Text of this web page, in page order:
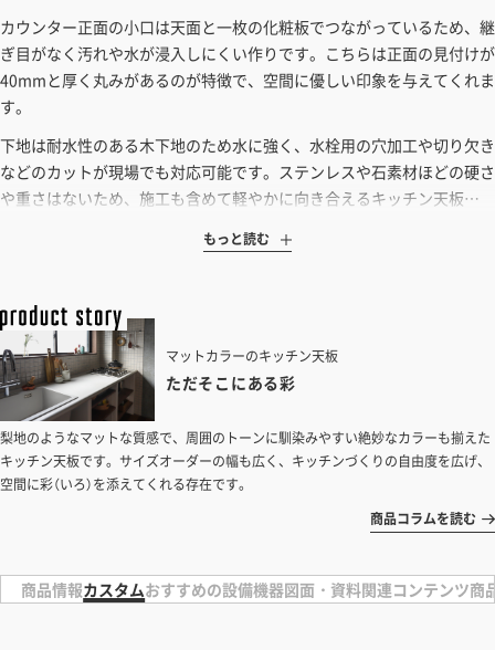
カウンター正面の小口は天面と一枚の化粧板でつながっているため、継
ぎ目がなく汚れや水が浸入しにくい作りです。こちらは正面の見付けが
40mmと厚く丸みがあるのが特徴で、空間に優しい印象を与えてくれま
す。
下地は耐水性のある木下地のため水に強く、水栓用の穴加工や切り欠き
などのカットが現場でも対応可能です。ステンレスや石素材ほどの硬さ
や重さはないため、施工も含めて軽やかに向き合えるキッチン天板…
もっと読む
マットカラーのキッチン天板
ただ​そこに​ある​彩​
​梨地のような​マットな​質感で、​周囲の​トーンに​馴染みやすい​絶妙なカラーも揃えた
キッチン天板です。​サイズオーダーの​幅も​広く、​キッチンづくりの自由度を広げ、
空間に彩（いろ）を添えてくれる存在です。
商品コラムを読む
商品情報カスタムおすすめの設備機器図面・資料関連コンテンツ商